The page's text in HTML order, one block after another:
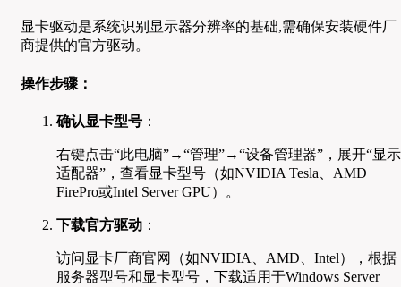
显卡驱动是系统识别显示器分辨率的基础,需确保安装硬件厂
商提供的官方驱动。
操作步骤：
确认显卡型号 ：
右键点击“此电脑”→“管理”→“设备管理器”，展开“显示
适配器”，查看显卡型号（如NVIDIA Tesla、AMD
FirePro或Intel Server GPU）。
下载官方驱动 ：
访问显卡厂商官网（如NVIDIA、AMD、Intel），根据
服务器型号和显卡型号，下载适用于Windows Server